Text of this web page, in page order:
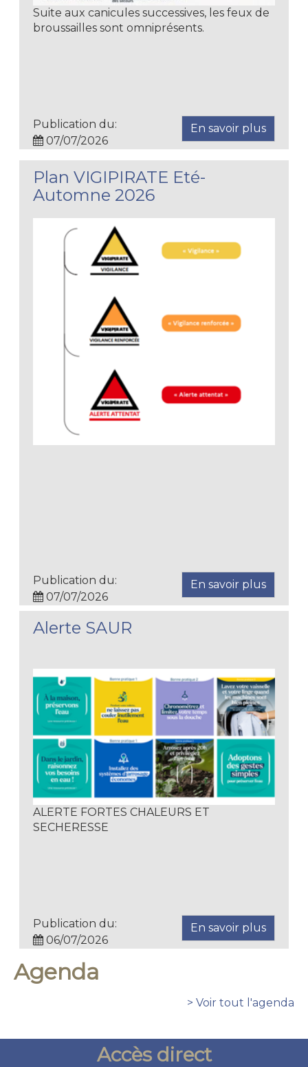
Suite aux canicules successives, les feux de
broussailles sont omniprésents.
En savoir plus
Publication du:
07/07/2026
Plan VIGIPIRATE Eté-
Automne 2026
En savoir plus
Publication du:
07/07/2026
Alerte SAUR
ALERTE FORTES CHALEURS ET
SECHERESSE
En savoir plus
Publication du:
06/07/2026
Agenda
> Voir tout l'agenda
Accès direct